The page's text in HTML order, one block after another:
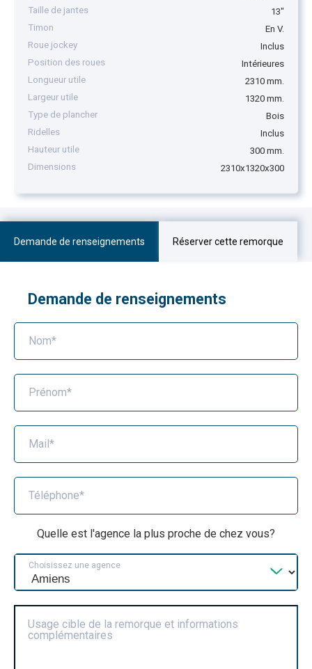
Taille de jantes
13"
Timon
En V.
Roue jockey
Inclus
Position des roues
Intérieures
Longueur utile
2310 mm.
Largeur utile
1320 mm.
Type de plancher
Bois
Ridelles
Inclus
Hauteur utile
300 mm.
Dimensions
2310x1320x300
Demande de renseignements Réserver cette remorque
Demande de renseignements
Nom*
Prénom*
Mail*
Téléphone*
Quelle est l'agence la plus proche de chez vous?
Choisissez une agence
Usage cible de la remorque et informations
complémentaires